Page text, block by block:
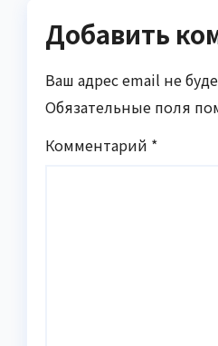
Добавить
Ваш адрес email не
Обязательные поля
Комментарий *